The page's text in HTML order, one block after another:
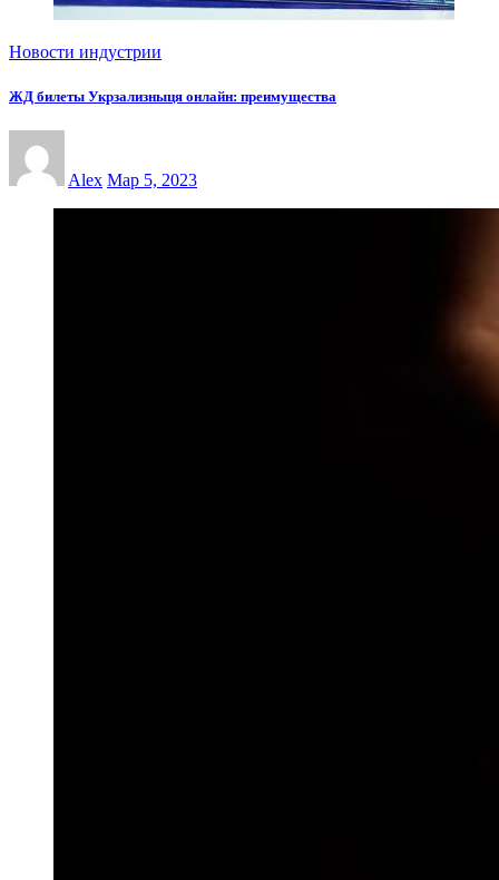
Новости индустрии
ЖД билеты Укрзализныця онлайн: преимущества
Alex Мар 5, 2023